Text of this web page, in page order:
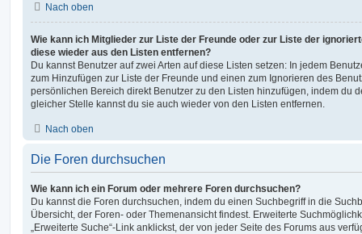
Nach oben
Wie kann ich Mitglieder zur Liste der Freunde oder zur Liste der
diese wieder aus den Listen entfernen?
Du kannst Benutzer auf zwei Arten auf diese Listen setzen: In jedem
zum Hinzufügen zur Liste der Freunde und einen zum Ignorieren des
persönlichen Bereich direkt Benutzer zu den Listen hinzufügen, indem du
gleicher Stelle kannst du sie auch wieder von den Listen entfernen.
Nach oben
Die Foren durchsuchen
Wie kann ich ein Forum oder mehrere Foren durchsuchen?
Du kannst die Foren durchsuchen, indem du einen Suchbegriff in die
Übersicht, der Foren- oder Themenansicht findest. Erweiterte
„Erweiterte Suche“-Link anklickst, der von jeder Seite des Forums aus